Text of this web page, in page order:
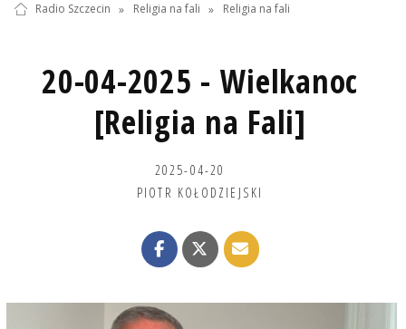
Radio Szczecin » Religia na fali » Religia na fali
20-04-2025 - Wielkanoc
[Religia na Fali]
2025-04-20
PIOTR KOŁODZIEJSKI